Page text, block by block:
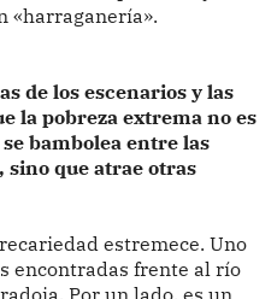
«harraganería».
de los escenarios y las
la pobreza extrema no es
bambolea entre las
sino que atrae otras
estremece. Uno
encontradas frente al río
Por un lado, es un